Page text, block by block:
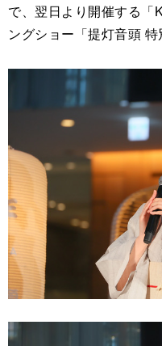
で、翌日より開催する「
ングショー「提灯音頭 特